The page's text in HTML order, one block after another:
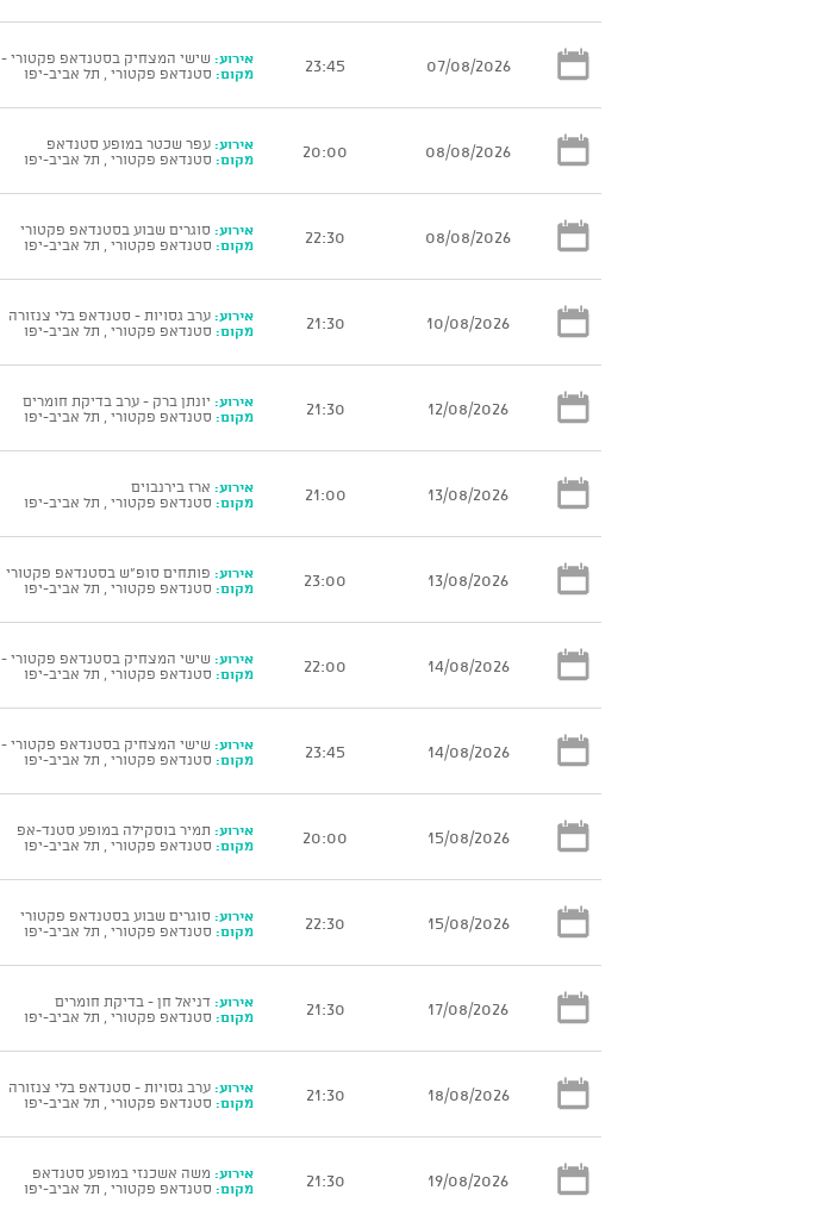
07/08/2026
23:45 אירוע: שישי המצחיק בסטנדאפ פקטורי - 00:15
מקום: סטנדאפ פקטורי , תל אביב-יפו
08/08/2026
20:00 אירוע: עפר שכטר במופע סטנדאפ
מקום: סטנדאפ פקטורי , תל אביב-יפו
08/08/2026
22:30 אירוע: סוגרים שבוע בסטנדאפ פקטורי
מקום: סטנדאפ פקטורי , תל אביב-יפו
10/08/2026
21:30 אירוע: ערב גסויות - סטנדאפ בלי צנזורה
מקום: סטנדאפ פקטורי , תל אביב-יפו
12/08/2026
21:30 אירוע: יונתן ברק - ערב בדיקת חומרים
מקום: סטנדאפ פקטורי , תל אביב-יפו
13/08/2026
21:00 אירוע: ארז בירנבוים
מקום: סטנדאפ פקטורי , תל אביב-יפו
13/08/2026
23:00 אירוע: פותחים סופ"ש בסטנדאפ פקטורי
מקום: סטנדאפ פקטורי , תל אביב-יפו
14/08/2026
22:00 אירוע: שישי המצחיק בסטנדאפ פקטורי - 22:00
מקום: סטנדאפ פקטורי , תל אביב-יפו
14/08/2026
23:45 אירוע: שישי המצחיק בסטנדאפ פקטורי - 00:15
מקום: סטנדאפ פקטורי , תל אביב-יפו
15/08/2026
20:00 אירוע: תמיר בוסקילה במופע סטנד-אפ
מקום: סטנדאפ פקטורי , תל אביב-יפו
15/08/2026
22:30 אירוע: סוגרים שבוע בסטנדאפ פקטורי
מקום: סטנדאפ פקטורי , תל אביב-יפו
17/08/2026
21:30 אירוע: דניאל חן - בדיקת חומרים
מקום: סטנדאפ פקטורי , תל אביב-יפו
18/08/2026
21:30 אירוע: ערב גסויות - סטנדאפ בלי צנזורה
מקום: סטנדאפ פקטורי , תל אביב-יפו
19/08/2026
21:30 אירוע: משה אשכנזי במופע סטנדאפ
מקום: סטנדאפ פקטורי , תל אביב-יפו